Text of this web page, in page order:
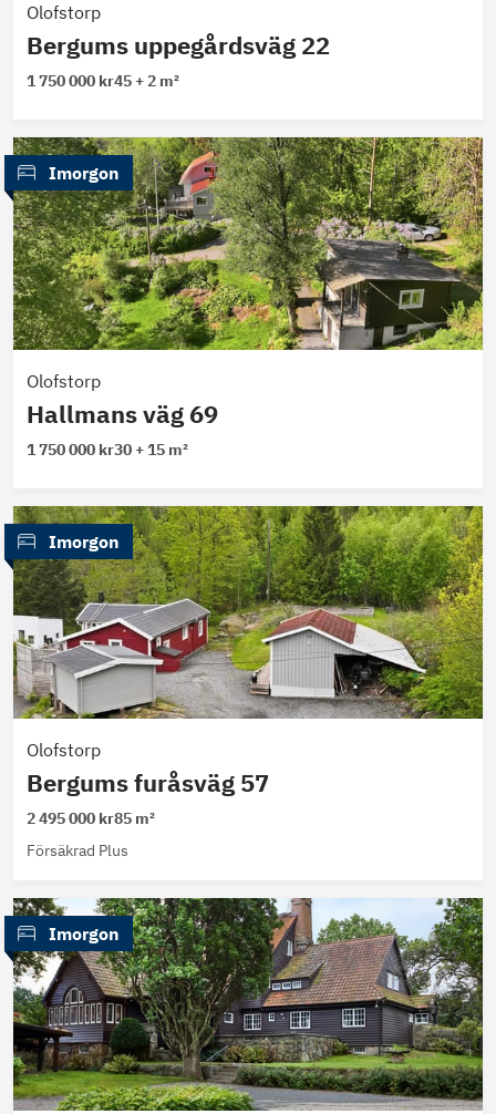
Olofstorp
Bergums uppegårdsväg 22
1 750 000 kr45 + 2 m²
Imorgon
Olofstorp
Hallmans väg 69
1 750 000 kr30 + 15 m²
Imorgon
Olofstorp
Bergums furåsväg 57
2 495 000 kr85 m²
Försäkrad Plus
Imorgon